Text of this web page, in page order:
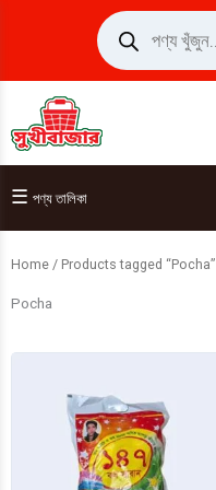
Products
search
☰ পণ্য তালিকা
Home / Products tagged “Pocha”
Pocha